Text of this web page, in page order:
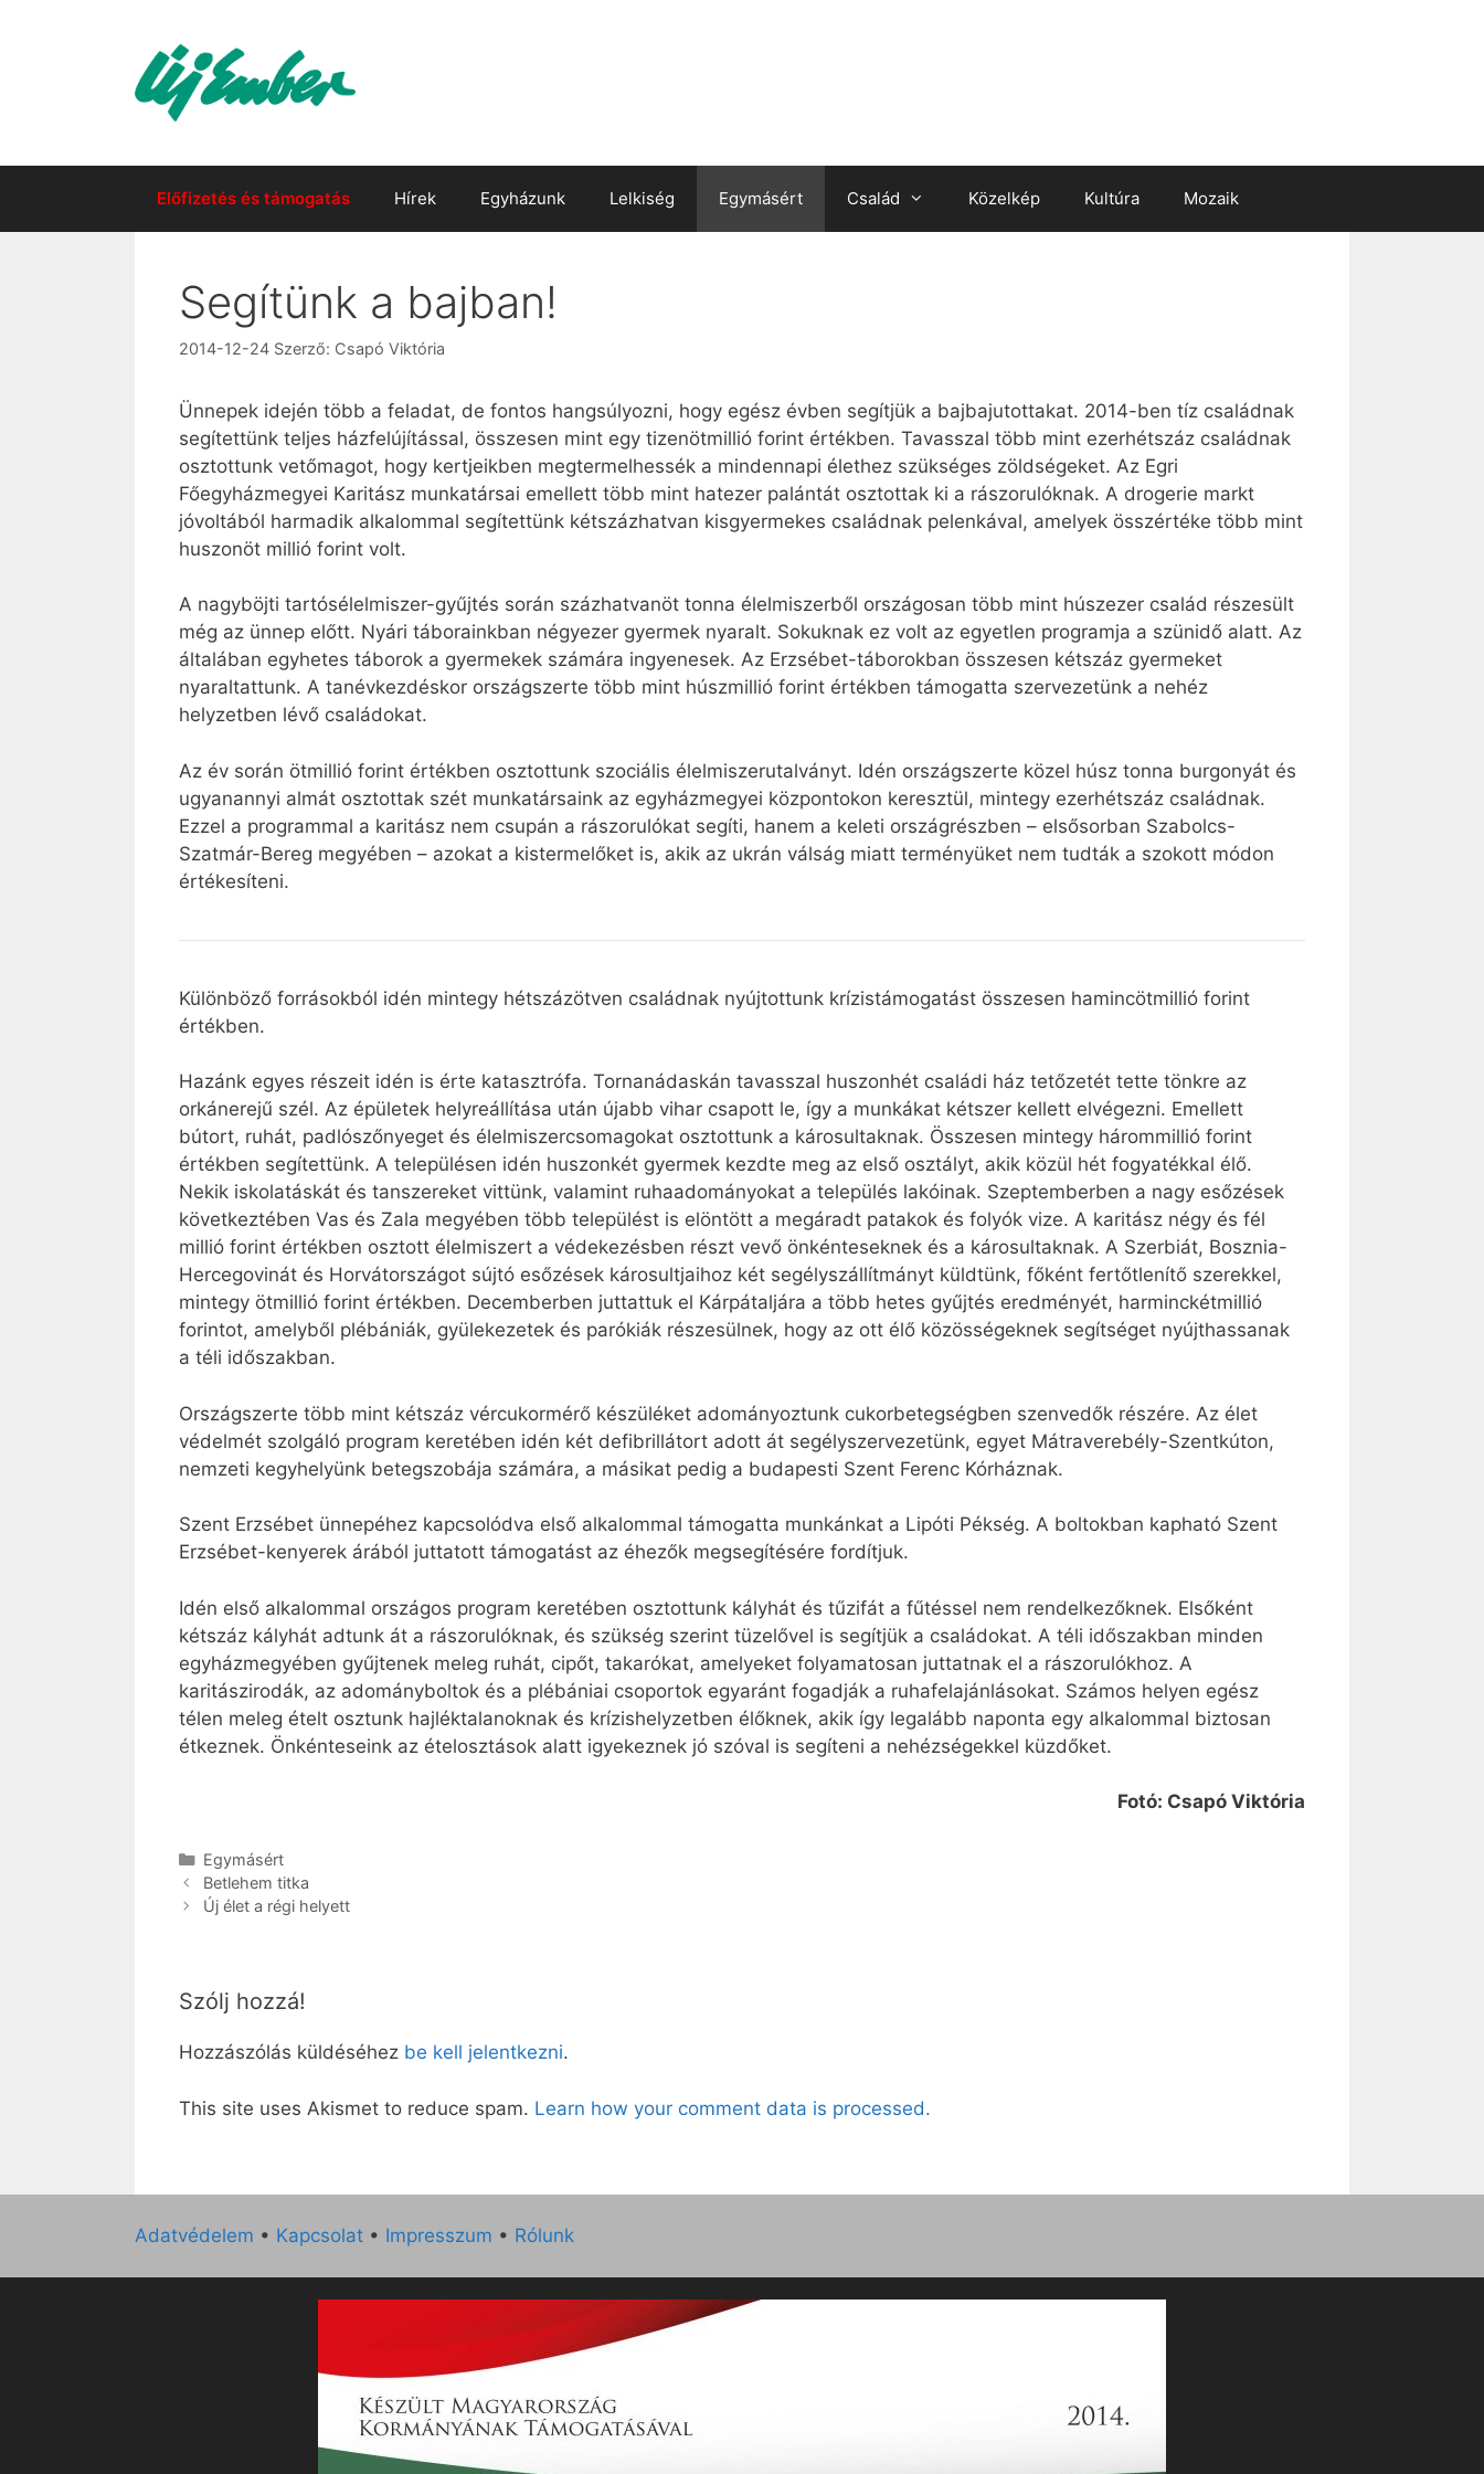
Előfizetés és támogatás Hírek Egyházunk Lelkiség Egymásért Család Közelkép Kultúra Mozaik
Segítünk a bajban!
2014-12-24 Szerző: Csapó Viktória
Ünnepek idején több a feladat, de fontos hangsúlyozni, hogy egész évben segítjük a bajbajutottakat. 2014-ben tíz családnak
segítettünk teljes házfelújítással, összesen mint egy tizenötmillió forint értékben. Tavasszal több mint ezerhétszáz családnak
osztottunk vetőmagot, hogy kertjeikben megtermelhessék a mindennapi élethez szükséges zöldségeket. Az Egri
Főegyházmegyei Karitász munkatársai emellett több mint hatezer palántát osztottak ki a rászorulóknak. A drogerie markt
jóvoltából harmadik alkalommal segítettünk kétszázhatvan kisgyermekes családnak pelenkával, amelyek összértéke több mint
huszonöt millió forint volt.
A nagyböjti tartósélelmiszer-gyűjtés során százhatvanöt tonna élelmiszerből országosan több mint húszezer család részesült
még az ünnep előtt. Nyári táborainkban négyezer gyermek nyaralt. Sokuknak ez volt az egyetlen programja a szünidő alatt. Az
általában egyhetes táborok a gyermekek számára ingyenesek. Az Erzsébet-táborokban összesen kétszáz gyermeket
nyaraltattunk. A tanévkezdéskor országszerte több mint húszmillió forint értékben támogatta szervezetünk a nehéz
helyzetben lévő családokat.
Az év során ötmillió forint értékben osztottunk szociális élelmiszerutalványt. Idén országszerte közel húsz tonna burgonyát és
ugyanannyi almát osztottak szét munkatársaink az egyházmegyei központokon keresztül, mintegy ezerhétszáz családnak.
Ezzel a programmal a karitász nem csupán a rászorulókat segíti, hanem a keleti országrészben – elsősorban Szabolcs-
Szatmár-Bereg megyében – azokat a kistermelőket is, akik az ukrán válság miatt terményüket nem tudták a szokott módon
értékesíteni.
Különböző forrásokból idén mintegy hétszázötven családnak nyújtottunk krízistámogatást összesen hamincötmillió forint
értékben.
Hazánk egyes részeit idén is érte katasztrófa. Tornanádaskán tavasszal huszonhét családi ház tetőzetét tette tönkre az
orkánerejű szél. Az épületek helyreállítása után újabb vihar csapott le, így a munkákat kétszer kellett elvégezni. Emellett
bútort, ruhát, padlószőnyeget és élelmiszercsomagokat osztottunk a károsultaknak. Összesen mintegy hárommillió forint
értékben segítettünk. A településen idén huszonkét gyermek kezdte meg az első osztályt, akik közül hét fogyatékkal élő.
Nekik iskolatáskát és tanszereket vittünk, valamint ruhaadományokat a település lakóinak. Szeptemberben a nagy esőzések
következtében Vas és Zala megyében több települést is elöntött a megáradt patakok és folyók vize. A karitász négy és fél
millió forint értékben osztott élelmiszert a védekezésben részt vevő önkénteseknek és a károsultaknak. A Szerbiát, Bosznia-
Hercegovinát és Horvátországot sújtó esőzések károsultjaihoz két segélyszállítmányt küldtünk, főként fertőtlenítő szerekkel,
mintegy ötmillió forint értékben. Decemberben juttattuk el Kárpátaljára a több hetes gyűjtés eredményét, harminckétmillió
forintot, amelyből plébániák, gyülekezetek és parókiák részesülnek, hogy az ott élő közösségeknek segítséget nyújthassanak
a téli időszakban.
Országszerte több mint kétszáz vércukormérő készüléket adományoztunk cukorbetegségben szenvedők részére. Az élet
védelmét szolgáló program keretében idén két defibrillátort adott át segélyszervezetünk, egyet Mátraverebély-Szentkúton,
nemzeti kegyhelyünk betegszobája számára, a másikat pedig a budapesti Szent Ferenc Kórháznak.
Szent Erzsébet ünnepéhez kapcsolódva első alkalommal támogatta munkánkat a Lipóti Pékség. A boltokban kapható Szent
Erzsébet-kenyerek árából juttatott támogatást az éhezők megsegítésére fordítjuk.
Idén első alkalommal országos program keretében osztottunk kályhát és tűzifát a fűtéssel nem rendelkezőknek. Elsőként
kétszáz kályhát adtunk át a rászorulóknak, és szükség szerint tüzelővel is segítjük a családokat. A téli időszakban minden
egyházmegyében gyűjtenek meleg ruhát, cipőt, takarókat, amelyeket folyamatosan juttatnak el a rászorulókhoz. A
karitászirodák, az adományboltok és a plébániai csoportok egyaránt fogadják a ruhafelajánlásokat. Számos helyen egész
télen meleg ételt osztunk hajléktalanoknak és krízishelyzetben élőknek, akik így legalább naponta egy alkalommal biztosan
étkeznek. Önkénteseink az ételosztások alatt igyekeznek jó szóval is segíteni a nehézségekkel küzdőket.
Fotó: Csapó Viktória
Kategória
Egymásért
Betlehem titka
Új élet a régi helyett
Szólj hozzá!
Hozzászólás küldéséhez be kell jelentkezni.
This site uses Akismet to reduce spam. Learn how your comment data is processed.
Adatvédelem • Kapcsolat • Impresszum • Rólunk